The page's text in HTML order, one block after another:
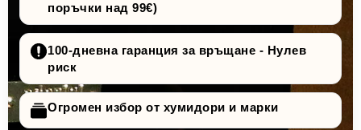
поръчки над 99€)
100-дневна гаранция за връщане - Нулев
риск
Огромен избор от хумидори и марки